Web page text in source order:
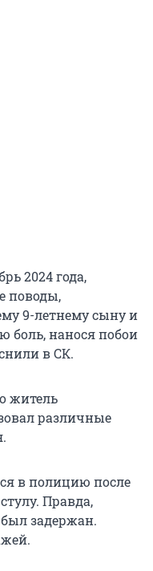
2024 года,
поводы,
9-летнемусыну и
боль, нанося побои
в СК.
житель
различные
в полицию после
Правда,
задержан.